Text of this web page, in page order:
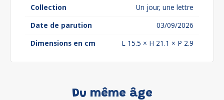
Collection
Un jour, une lettre
Date de parution
03/09/2026
Dimensions en cm
L 15.5 × H 21.1 × P 2.9
Du même âge